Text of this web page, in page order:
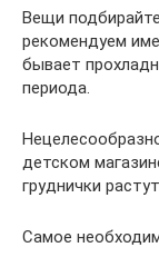
Вещи
рекомендуем
бывает
периода.
детском
груднички
Самое